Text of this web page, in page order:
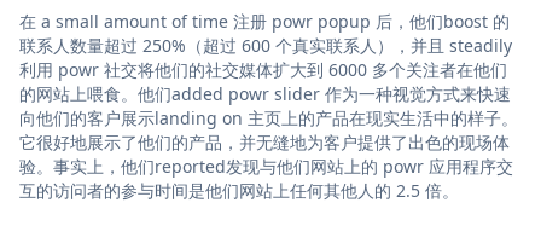
在 a small amount of time 注册 powr popup 后，他们boost 的
联系人数量超过 250%（超过 600 个真实联系人），并且 steadily
利用 powr 社交将他们的社交媒体扩大到 6000 多个关注者在他们
的网站上喂食。他们added powr slider 作为一种视觉方式来快速
向他们的客户展示landing on 主页上的产品在现实生活中的样子。
它很好地展示了他们的产品，并无缝地为客户提供了出色的现场体
验。事实上，他们reported发现与他们网站上的 powr 应用程序交
互的访问者的参与时间是他们网站上任何其他人的 2.5 倍。